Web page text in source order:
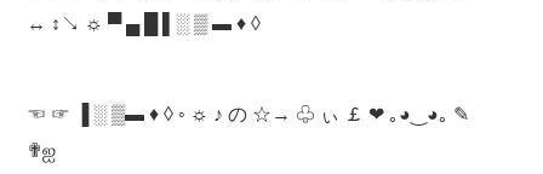
↔ ↕↘ ☼ ▀ ▄ █ ▌░ ▒ ▬ ♦ ◊
☜ ☞ ▐ ░ ▒▬ ♦ ◊ ◦ ☼ ♪ の ☆→ ♧ ぃ ￡ ❤ ｡◕‿◕｡ ✎
✟ஐ